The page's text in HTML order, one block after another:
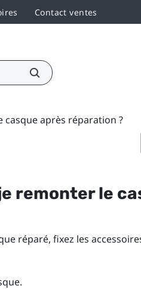
Contact ventes
après réparation ?
remonter le
réparé, fixez les